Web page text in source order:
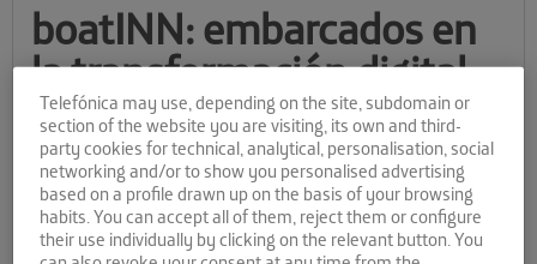
boatINN: embarcados en
la transformación digital
del sector náutico
A menudo ignoramos la gran cantidad de cosas que poseemos
sin sacarle todo el partido que podríamos. En pleno siglo XXI, en
el que compramos por impulso y olvidamos, cada vez nacen
más iniciativas que ayudan a los usuarios a encontrar una
Telefónica may use, depending on the site, subdomain or
section of the website you are visiting, its own and third-
party cookies for technical, analytical, personalisation, social
networking and/or to show you personalised advertising
based on a profile drawn up on the basis of your browsing
habits. You can accept all of them, reject them or configure
their use individually by clicking on the relevant button. You